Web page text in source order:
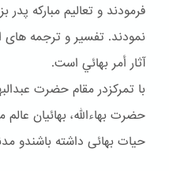
فرمودند و تعاليم مباركه
نمودند. تفسير و ترجمه
آثار أمر بهائي است.
با تمرکزدر مقام حضرت
حضرت بهاءالله، بهائيان
حيات بهائى داشته باشندو